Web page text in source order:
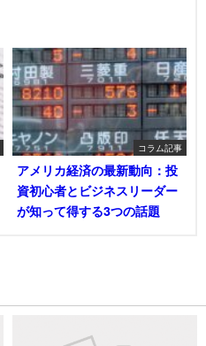
コラム記事
アメリカ経済の最新動向：投
資初心者とビジネスリーダー
が知って得する3つの話題